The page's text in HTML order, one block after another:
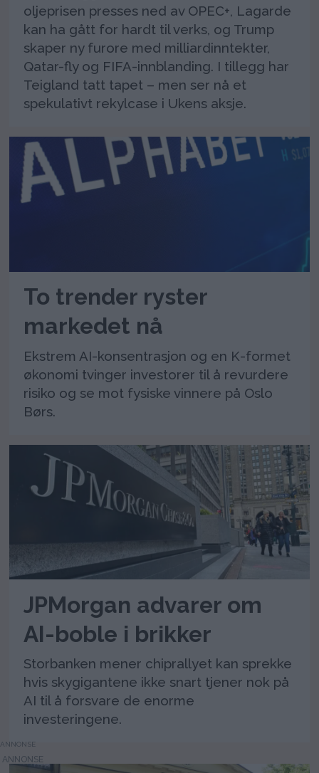
oljeprisen presses ned av OPEC+, Lagarde
kan ha gått for hardt til verks, og Trump
skaper ny furore med milliardinntekter,
Qatar-fly og FIFA-innblanding. I tillegg har
Teigland tatt tapet – men ser nå et
spekulativt rekylcase i Ukens aksje.
To trender ryster
markedet nå
Ekstrem AI-konsentrasjon og en K-formet
økonomi tvinger investorer til å revurdere
risiko og se mot fysiske vinnere på Oslo
Børs.
JPMorgan advarer om
AI-boble i brikker
Storbanken mener chiprallyet kan sprekke
hvis skygigantene ikke snart tjener nok på
AI til å forsvare de enorme
investeringene.
ANNONSE